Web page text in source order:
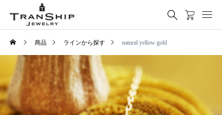
商品 ラインから探す natural yellow gold